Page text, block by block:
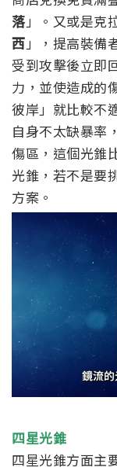
落」。 又或是克
西 」，提高裝備
受到攻擊後立即
力，並使造成的
彼岸」就比較不
自身不太缺暴率
傷區，這個光錐
光錐，若不是要
方案。
四星光錐
四星光錐方面主